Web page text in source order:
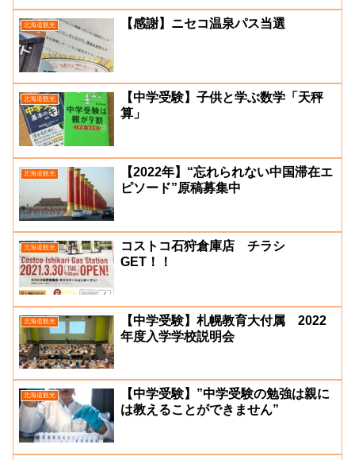
北海道観光 【感謝】ニセコ温泉パス当選
北海道観光
【中学受験】子供と学ぶ数学「天秤
算」
北海道観光
【2022年】“忘れられない中国滞在エ
ピソード”原稿募集中
北海道観光
コストコ石狩倉庫店 チラシ
GET！！
北海道観光
【中学受験】札幌教育大付属 2022
年度入学学校説明会
北海道観光
【中学受験】”中学受験の勉強は親に
は教えることができません”